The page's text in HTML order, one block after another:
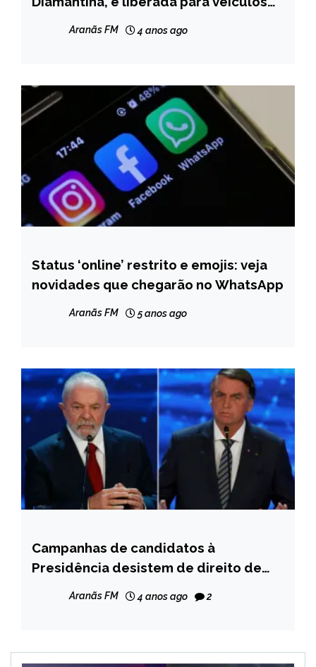
MINAS
Aranãs FM 4 anos ago
BRASIL
NOTÍCIAS
Status ‘online’ restrito e emojis: veja
novidades que chegarão no WhatsApp
Aranãs FM 5 anos ago
BRASIL
NOTÍCIAS
Campanhas de candidatos à
Presidência desistem de direito de
Aranãs FM 4 anos ago 2